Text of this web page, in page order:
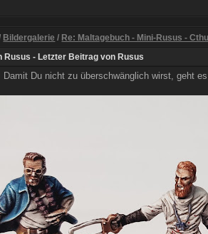
Bildergalerie / Re: Maltagebuch - Mini-Rusus -
Rusus - Letzter Beitrag von Rusus
Damit Du nicht zu überschwänglich wirst, geht